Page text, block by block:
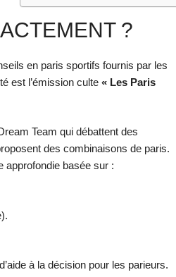
?
en paris sportifs fournis par les
est l’émission culte « Les Paris
Team qui débattent des
des combinaisons de paris.
approfondie basée sur :
à la décision pour les parieurs.